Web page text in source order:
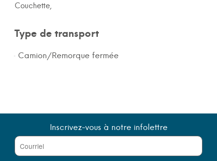
Couchette,
Type de transport
Camion/Remorque fermée
Inscrivez-vous à notre infolettre